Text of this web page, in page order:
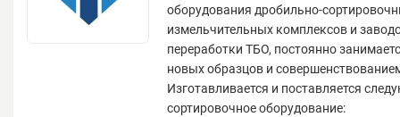
оборудования дробильно-
измельчительных комплексов и
переработки ТБО, постоянно
новых образцов и
Изготавливается и поставляется
сортировочное оборудование:
Организаторам